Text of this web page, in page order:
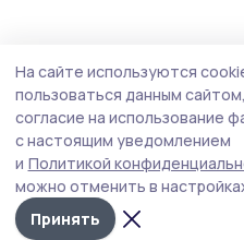
На сайте используются
пользоваться данным
согласие на использование
с настоящим уведомлением
и Политикой
можно отменить в
Принять